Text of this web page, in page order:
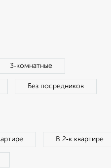
3‑комнатные
Без посредников
В 2‑к квартире